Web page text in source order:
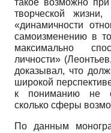
творческой
«динамичности
самоизменению в
максимально
личности»
доказывал, что
широкой
к пониманию не
сколько сферы
По данным